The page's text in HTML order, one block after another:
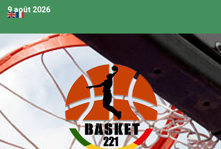
9 août 2026